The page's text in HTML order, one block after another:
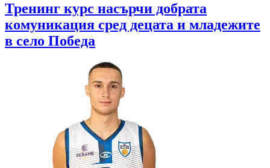
Тренинг курс насърчи добрата
комуникация сред децата и младежите
в село Победа